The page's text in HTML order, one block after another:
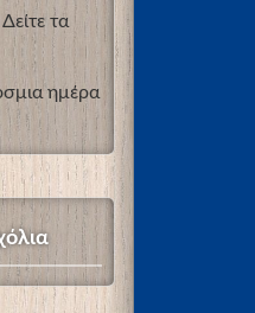
τα
ημέρα